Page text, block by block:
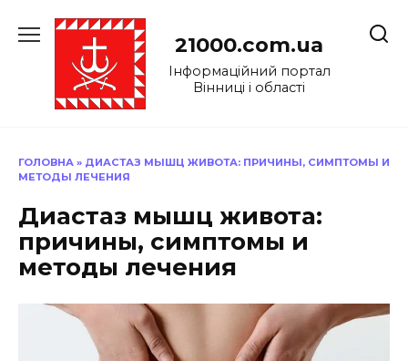
до
21000.com.ua
Інформаційний портал
Вінниці і області
ГОЛОВНА » ДИАСТАЗ МЫШЦ ЖИВОТА: ПРИЧИНЫ, СИМПТОМЫ И
МЕТОДЫ ЛЕЧЕНИЯ
Диастаз мышц живота:
причины, симптомы и
методы лечения